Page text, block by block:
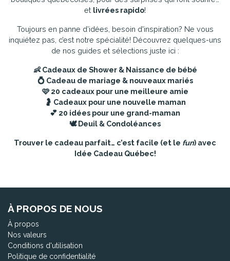
et livrées rapido!
Toujours en panne d’idées, besoin d'inspiration? Ne vous
inquiétez pas, c’est notre spécialité! Découvrez quelques-uns
de nos guides et sélections juste ici :
👶 Cadeaux de Shower & Naissance de bébé
💍 Cadeau de mariage & nouveaux mariés
🩷 20 cadeaux pour une meilleure amie
🤰 Cadeaux pour une nouvelle maman
💕 20 idées pour une grand-maman
🕊️Deuil & Condoléances
Trouver le cadeau parfait… c’est facile (et le fun) avec
Idée Cadeau Québec!
À PROPOS DE NOUS
À propos
Nos valeurs
Conditions d'utilisation
Politique de confidentialité